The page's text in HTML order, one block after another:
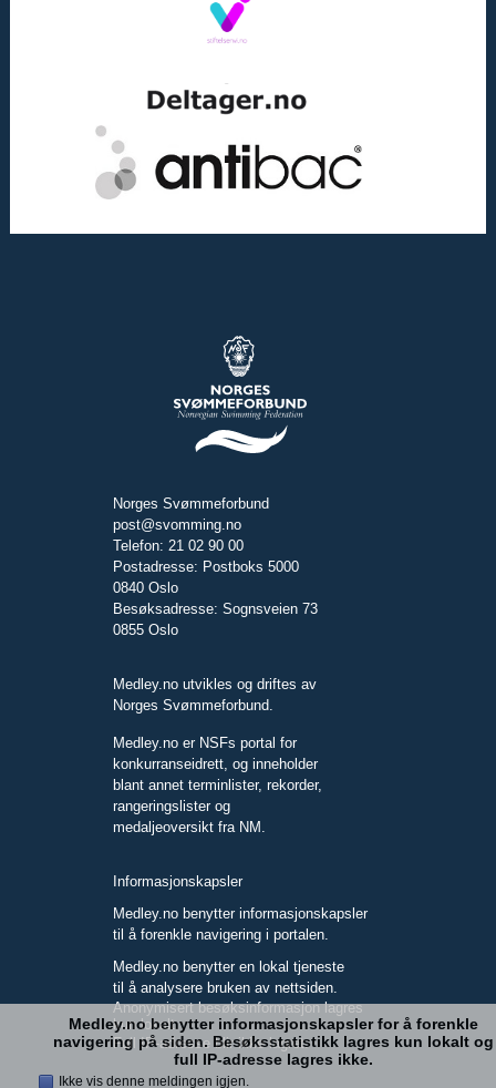
Norges Svømmeforbund
post@svomming.no
Telefon: 21 02 90 00
Postadresse: Postboks 5000
0840 Oslo
Besøksadresse: Sognsveien 73
0855 Oslo
Medley.no utvikles og driftes av
Norges Svømmeforbund.
Medley.no er NSFs portal for
konkurranseidrett, og inneholder
blant annet terminlister, rekorder,
rangeringslister og
medaljeoversikt fra NM.
Informasjonskapsler
Medley.no benytter informasjonskapsler
til å forenkle navigering i portalen.
Medley.no benytter en lokal tjeneste
til å analysere bruken av nettsiden.
Anonymisert besøksinformasjon lagres
kun lokalt.
Full IP-adresse blir ikke lagret.
Medley.no benytter informasjonskapsler for å forenkle
navigering på siden. Besøksstatistikk lagres kun lokalt og
full IP-adresse lagres ikke.
Ikke vis denne meldingen igjen.